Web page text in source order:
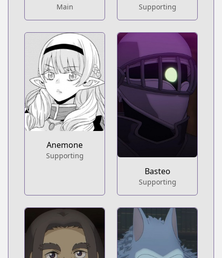
Main Supporting
Anemone
Supporting
Basteo
Supporting